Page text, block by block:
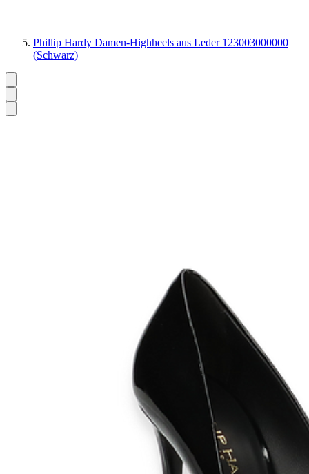
Phillip Hardy Damen-Highheels aus Leder 123003000000
(Schwarz)